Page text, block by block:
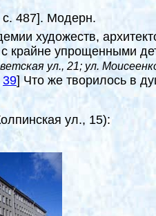
с. 487]. Модерн.
художеств,
крайне упрощенными
ул., 21; ул.
39] Что же творилось в
ул., 15):